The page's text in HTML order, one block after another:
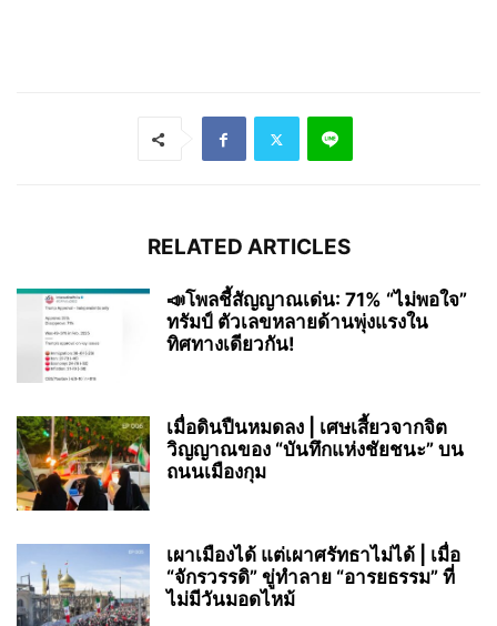
RELATED ARTICLES
📣โพลชี้สัญญาณเด่น: 71% “ไม่พอใจ”
ทรัมป์ ตัวเลขหลายด้านพุ่งแรงใน
ทิศทางเดียวกัน!
เมื่อดินปืนหมดลง | เศษเสี้ยวจากจิต
วิญญาณของ “บันทึกแห่งชัยชนะ” บน
ถนนเมืองกุม
เผาเมืองได้ แต่เผาศรัทธาไม่ได้ | เมื่อ
“จักรวรรดิ” ขู่ทำลาย “อารยธรรม” ที่
ไม่มีวันมอดไหม้